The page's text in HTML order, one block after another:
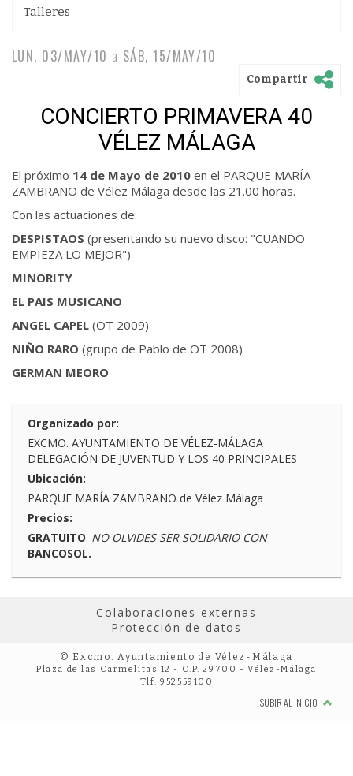
Talleres
LUN, 03/MAY/10 a SÁB, 15/MAY/10
Compartir
CONCIERTO PRIMAVERA 40
VÉLEZ MÁLAGA
El próximo 14 de Mayo de 2010 en el PARQUE MARÍA
ZAMBRANO de Vélez Málaga desde las 21.00 horas.
Con las actuaciones de:
DESPISTAOS (presentando su nuevo disco: "CUANDO
EMPIEZA LO MEJOR")
MINORITY
EL PAIS MUSICANO
ANGEL CAPEL (OT 2009)
NIÑO RARO (grupo de Pablo de OT 2008)
GERMAN MEORO
Organizado por:
EXCMO. AYUNTAMIENTO DE VÉLEZ-MÁLAGA
DELEGACIÓN DE JUVENTUD Y LOS 40 PRINCIPALES
Ubicación:
PARQUE MARÍA ZAMBRANO de Vélez Málaga
Precios:
GRATUITO. NO OLVIDES SER SOLIDARIO CON
BANCOSOL.
Colaboraciones externas
Protección de datos
© Excmo. Ayuntamiento de Vélez-Málaga
Plaza de las Carmelitas 12 - C.P. 29700 - Vélez-Málaga
Tlf: 952559100
SUBIR AL INICIO